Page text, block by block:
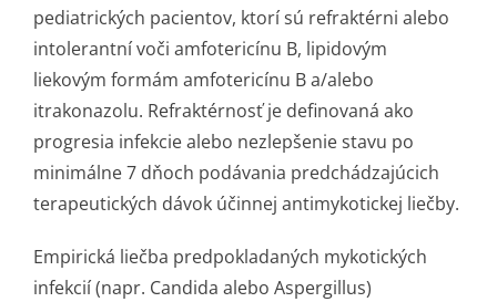
pediatrických pacientov, ktorí sú refraktérni alebo
intolerantní voči amfotericínu B, lipidovým
liekovým formám amfotericínu B a/alebo
itrakonazolu. Refraktérnosť je definovaná ako
progresia infekcie alebo nezlepšenie stavu po
minimálne 7 dňoch podávania predchádzajúcich
terapeutických dávok účinnej antimykotickej liečby.
Empirická liečba predpokladaných mykotických
infekcií (napr. Candida alebo Aspergillus)